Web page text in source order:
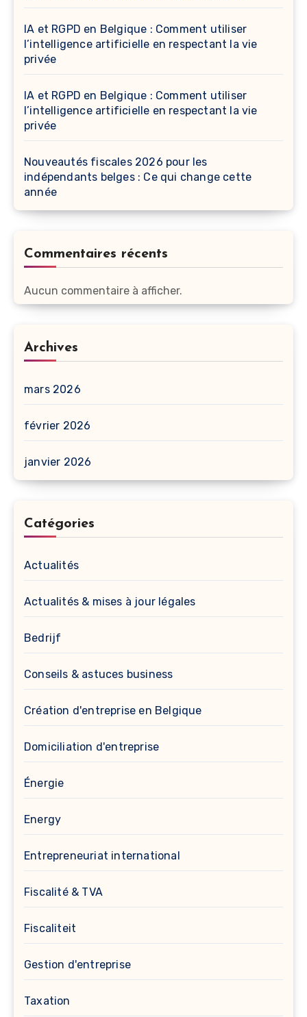
IA et RGPD en Belgique : Comment utiliser
l’intelligence artificielle en respectant la vie
privée
IA et RGPD en Belgique : Comment utiliser
l’intelligence artificielle en respectant la vie
privée
Nouveautés fiscales 2026 pour les
indépendants belges : Ce qui change cette
année
Commentaires récents
Aucun commentaire à afficher.
Archives
mars 2026
février 2026
janvier 2026
Catégories
Actualités
Actualités & mises à jour légales
Bedrijf
Conseils & astuces business
Création d'entreprise en Belgique
Domiciliation d'entreprise
Énergie
Energy
Entrepreneuriat international
Fiscalité & TVA
Fiscaliteit
Gestion d'entreprise
Taxation